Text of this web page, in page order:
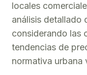
locales
análisis detallado
considerando las
tendencias de
normativa urbana